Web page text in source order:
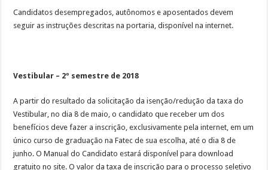
Candidatos desempregados, autônomos e aposentados devem
seguir as instruções descritas na portaria, disponível na internet.
Vestibular – 2º semestre de 2018
A partir do resultado da solicitação da isenção/redução da taxa do
Vestibular, no dia 8 de maio, o candidato que receber um dos
benefícios deve fazer a inscrição, exclusivamente pela internet, em um
único curso de graduação na Fatec de sua escolha, até o dia 8 de
junho. O Manual do Candidato estará disponível para download
gratuito no site. O valor da taxa de inscrição para o processo seletivo